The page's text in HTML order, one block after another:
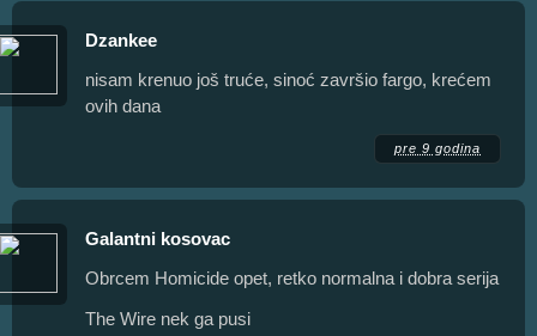
Dzankee
nisam krenuo još truće, sinoć završio fargo, krećem
ovih dana
pre 9 godina
Galantni kosovac
Obrcem Homicide opet, retko normalna i dobra serija
The Wire nek ga pusi